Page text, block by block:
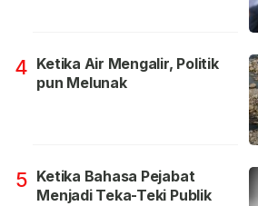
4 Ketika Air Mengalir, Politik
pun Melunak
5 Ketika Bahasa Pejabat
Menjadi Teka-Teki Publik